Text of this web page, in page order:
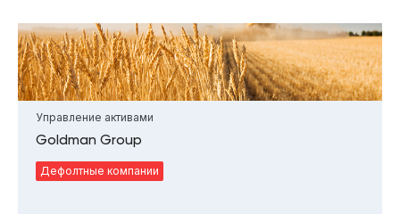
Управление активами
Goldman Group
Дефолтные компании